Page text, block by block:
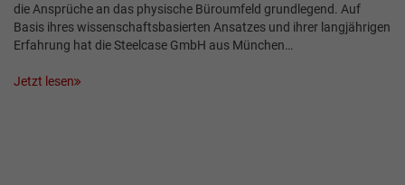
die Ansprüche an das physische Büroumfeld grundlegend. Auf
Basis ihres wissenschaftsbasierten Ansatzes und ihrer langjährigen
Erfahrung hat die Steelcase GmbH aus München…
Jetzt lesen